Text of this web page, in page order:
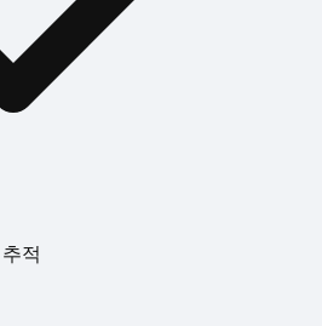
적